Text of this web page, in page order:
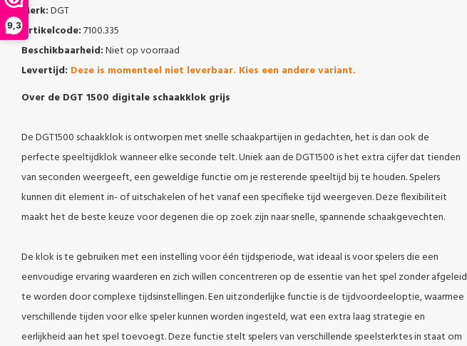
9,3
Merk:DGT
Artikelcode:7100.335
Beschikbaarheid:Niet op voorraad
Levertijd: Deze is momenteel niet leverbaar. Kies een andere variant.
Over de DGT 1500 digitale schaakklok grijs
De DGT1500 schaakklok is ontworpen met snelle schaakpartijen in gedachten, het is dan ook de
perfecte speeltijdklok wanneer elke seconde telt. Uniek aan de DGT1500 is het extra cijfer dat tienden
van seconden weergeeft, een geweldige functie om je resterende speeltijd bij te houden. Spelers
kunnen dit element in- of uitschakelen of het vanaf een specifieke tijd weergeven. Deze flexibiliteit
maakt het de beste keuze voor degenen die op zoek zijn naar snelle, spannende schaakgevechten.
De klok is te gebruiken met een instelling voor één tijdsperiode, wat ideaal is voor spelers die een
eenvoudige ervaring waarderen en zich willen concentreren op de essentie van het spel zonder afgeleid
te worden door complexe tijdsinstellingen. Een uitzonderlijke functie is de tijdvoordeeloptie, waarmee
verschillende tijden voor elke speler kunnen worden ingesteld, wat een extra laag strategie en
eerlijkheid aan het spel toevoegt. Deze functie stelt spelers van verschillende speelsterktes in staat om